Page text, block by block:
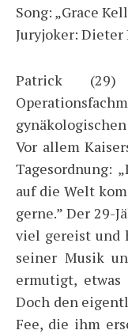
Song: „Grace
Juryjoker: Dieter
Patrick
Vor allem
Tagesordnung:
auf die Welt
gerne.” Der 29-
viel gereist und
seiner Musik
ermutigt, etwas
Doch den
Fee, die ihm